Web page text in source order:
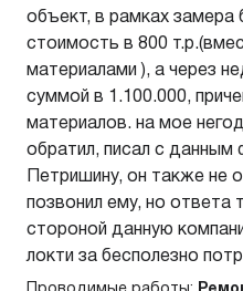
объект, в рамках замера
стоимость в 800
материалами ), а через
суммой в 1.100.000,
материалов. на мое
обратил, писал с данным
Петришину, он также не
позвонил ему, но ответа
стороной данную
локти за бесполезно